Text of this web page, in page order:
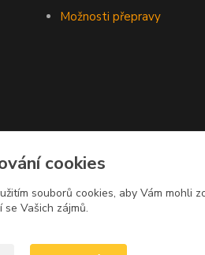
Možnosti přepravy
cookies
souborů cookies, aby Vám mohli
se Vašich zájmů.